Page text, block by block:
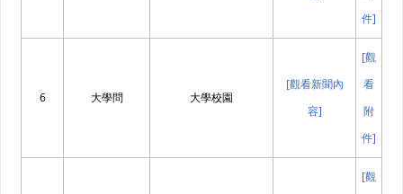
件]
6 大學問 大學校園
[觀看新聞內
容]
[觀
看
附
件]
[觀